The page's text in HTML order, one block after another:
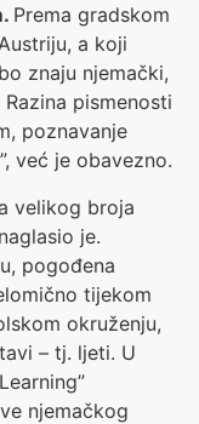
Prema gradskom
a koji
znaju njemački,
pismenosti
poznavanje
već je obavezno.
velikog broja
je.
pogođena
tijekom
okruženju,
– tj. ljeti. U
njemačkog